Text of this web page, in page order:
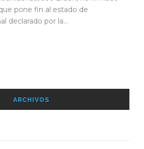
pone fin al estado de
declarado por la...
ARCHIVOS